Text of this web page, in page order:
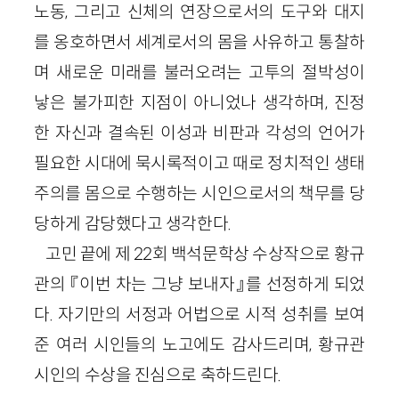
노동, 그리고 신체의 연장으로서의 도구와 대지
를 옹호하면서 세계로서의 몸을 사유하고 통찰하
며 새로운 미래를 불러오려는 고투의 절박성이
낳은 불가피한 지점이 아니었나 생각하며, 진정
한 자신과 결속된 이성과 비판과 각성의 언어가
필요한 시대에 묵시록적이고 때로 정치적인 생태
주의를 몸으로 수행하는 시인으로서의 책무를 당
당하게 감당했다고 생각한다.
고민 끝에 제 22회 백석문학상 수상작으로 황규
관의 『이번 차는 그냥 보내자』를 선정하게 되었
다. 자기만의 서정과 어법으로 시적 성취를 보여
준 여러 시인들의 노고에도 감사드리며, 황규관
시인의 수상을 진심으로 축하드린다.